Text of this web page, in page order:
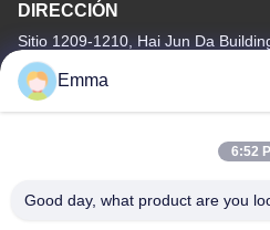
DIRECCIÓN
Sitio 1209-1210, Hai Jun Da
Ronggui, Shunde, Foshan,
Tel
Emma
6:52
Good day, what product are you